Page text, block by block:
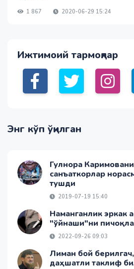
1 867 2020-06-29 15:24
Ижтимоий тармоқлар
Энг кўп ўқилган
Гулнора Каримовани
санъаткорлар
тушди
2019-07-19 15:40
Наманганлик эркак
"ўйнаши"ни
2022-09-26 09:03
Лиман бой
даҳшатли таклиф